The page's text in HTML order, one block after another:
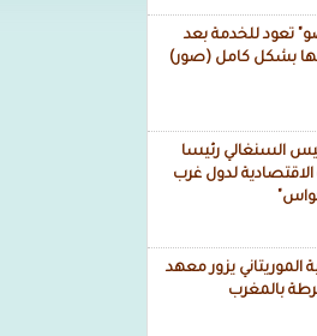
تعود للخدمة بعد
بشكل كامل (صور)
السنغالي رئيسا
لدول غرب
الموريتاني يزور معهد
بالمغرب